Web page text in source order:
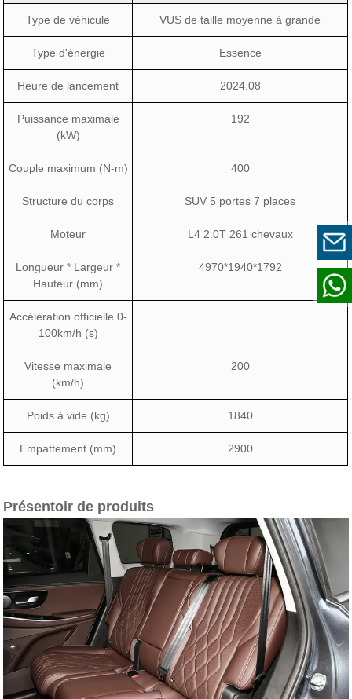
Type de véhicule VUS de taille moyenne à grande
Type d'énergie Essence
Heure de lancement 2024.08
Puissance maximale
(kW)
192
Couple maximum (N-m) 400
Structure du corps SUV 5 portes 7 places
Moteur L4 2.0T 261 chevaux
Longueur * Largeur *
Hauteur (mm)
4970*1940*1792
Accélération officielle 0-
100km/h (s)
Vitesse maximale
(km/h)
200
Poids à vide (kg) 1840
Empattement (mm) 2900
Présentoir de produits